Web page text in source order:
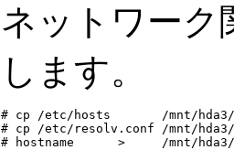
ネットワーク
します。
# cp /etc/hosts       /mnt/hda3/
# cp /etc/resolv.conf /mnt/
# hostname      >     /mnt/hda3/